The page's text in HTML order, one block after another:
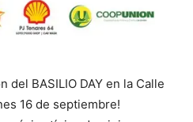
del BASILIO DAY en la Calle
16 de septiembre!